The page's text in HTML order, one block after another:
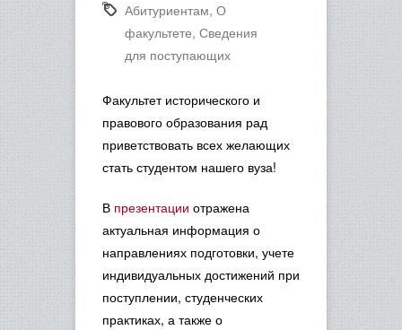
Абитуриентам, О
факультете, Сведения
для поступающих
Факультет исторического и
правового образования рад
приветствовать всех желающих
стать студентом нашего вуза!
В презентации отражена
актуальная информация о
направлениях подготовки, учете
индивидуальных достижений при
поступлении, студенческих
практиках, а также о